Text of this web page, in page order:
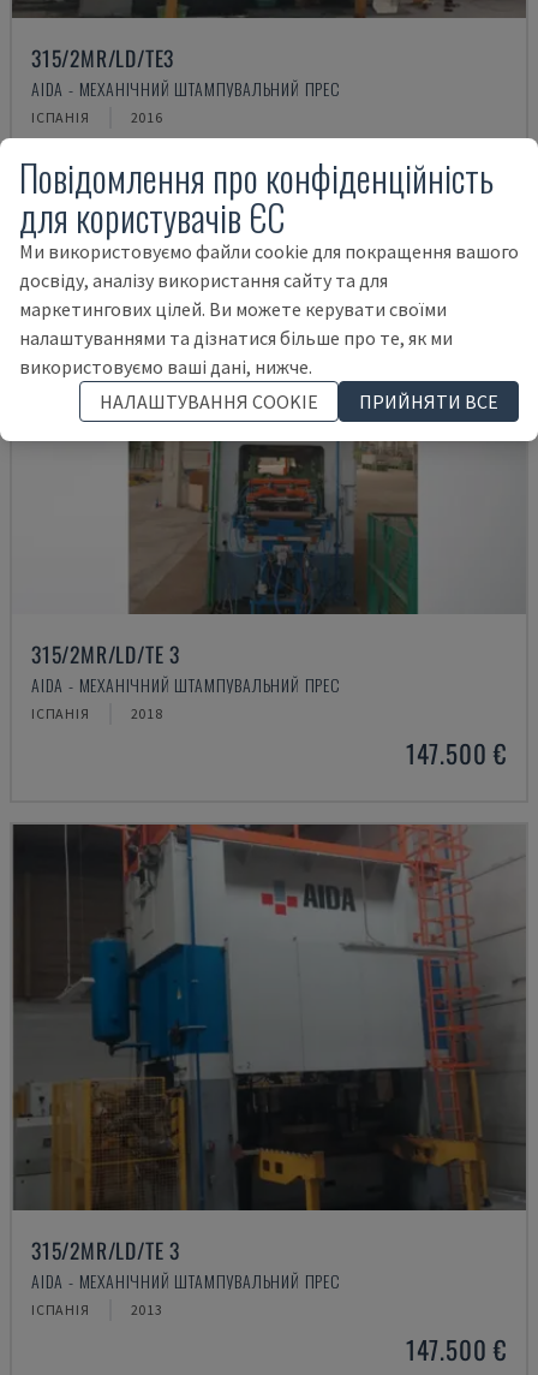
315/2MR/LD/TE3
AIDA - МЕХАНІЧНИЙ ШТАМПУВАЛЬНИЙ ПРЕС
ІСПАНІЯ 2016
147.500 €
315/2MR/LD/TE 3
AIDA - МЕХАНІЧНИЙ ШТАМПУВАЛЬНИЙ ПРЕС
ІСПАНІЯ 2018
147.500 €
315/2MR/LD/TE 3
AIDA - МЕХАНІЧНИЙ ШТАМПУВАЛЬНИЙ ПРЕС
ІСПАНІЯ 2013
147.500 €
Повідомлення про конфіденційність
для користувачів ЄС
Ми використовуємо файли cookie для покращення вашого
досвіду, аналізу використання сайту та для
маркетингових цілей. Ви можете керувати своїми
налаштуваннями та дізнатися більше про те, як ми
використовуємо ваші дані, нижче.
НАЛАШТУВАННЯ COOKIE
ПРИЙНЯТИ ВСЕ